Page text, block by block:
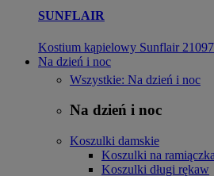
SUNFLAIR
Kostium kąpielowy Sunflair 21097
Na dzień i noc
Wszystkie: Na dzień i noc
Na dzień i noc
Koszulki damskie
Koszulki na
Koszulki długi rękaw